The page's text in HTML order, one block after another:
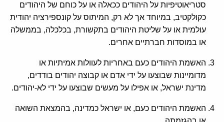
סטריאוטיפיות על היהודים ככאלה או על כוחם של היהודים
כקולקטיב, במיוחד אך לא רק, המיתוס על קונספירציה יהודית
עולמית או על שליטת היהודים בתקשורת, בכלכלה, בממשלה
או במוסדות חברתיים אחרים.
האשמת היהודים כעם באחריות לעוולות אמיתיות או
מדומיינות שבוצעו על ידי אדם או קבוצה יהודים בודדים,
מדינת ישראל, או אפילו על מעשים שבוצעו על ידי לא-יהודים.
האשמת היהודים כעם, או ישראל כמדינה, בהמצאת השואה